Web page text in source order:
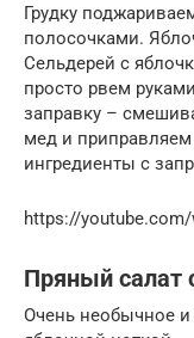
Грудку
полосочками.
Сельдерей с
просто рвем
заправку –
мед и
ингредиенты с
https://youtube.com/
Пряный салат
Очень необычное